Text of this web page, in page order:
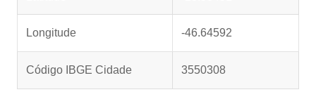
Longitude -46.64592
Código IBGE Cidade 3550308